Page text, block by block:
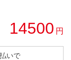
14500 円
いで